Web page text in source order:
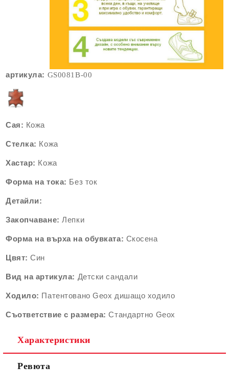
артикула: GS0081B-00
Сая: Кожа
Стелка: Кожа
Хастар: Кожа
Форма на тока: Без ток
Детайли:
Закопчаване: Лепки
Форма на върха на обувката: Скосена
Цвят:Син
Вид на артикула: Детски сандали
Ходило: Патентовано Geox дишащо ходило
Съответствие с размера:Стандартно Geox
Характеристики
Ревюта